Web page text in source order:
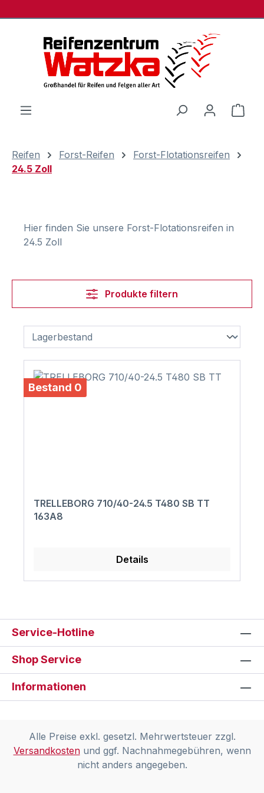
Reifen Forst-Reifen
Forst-Flotationsreifen
24.5 Zoll
Hier finden Sie unsere Forst-Flotationsreifen in
24.5 Zoll
Produkte filtern
Bestand 0
TRELLEBORG 710/40-24.5 T480 SB TT
163A8
Details
Service-Hotline
Shop Service
Informationen
Alle Preise exkl. gesetzl. Mehrwertsteuer zzgl.
Versandkostenund ggf. Nachnahmegebühren, wenn
nicht anders angegeben.